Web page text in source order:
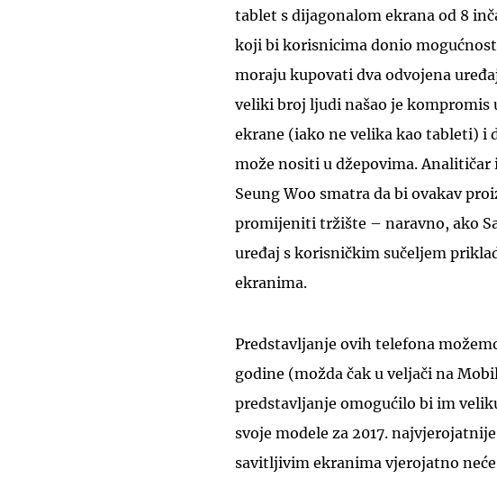
tablet s dijagonalom ekrana od 8
koji bi korisnicima donio
moraju kupovati dva odvojena
veliki broj ljudi našao je
ekrane (iako ne velika kao tableti) i
može nositi u džepovima. Analitičar
Seung Woo smatra da bi ovakav
promijeniti tržište – naravno, ako
uređaj s korisničkim sučeljem
ekranima.
Predstavljanje ovih telefona
godine (možda čak u veljači na
predstavljanje omogućilo bi im
svoje modele za 2017.
savitljivim ekranima vjerojatno